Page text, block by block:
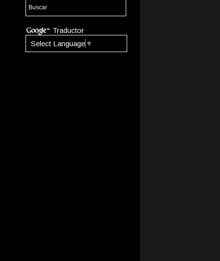
Traductor
Select Language ▼